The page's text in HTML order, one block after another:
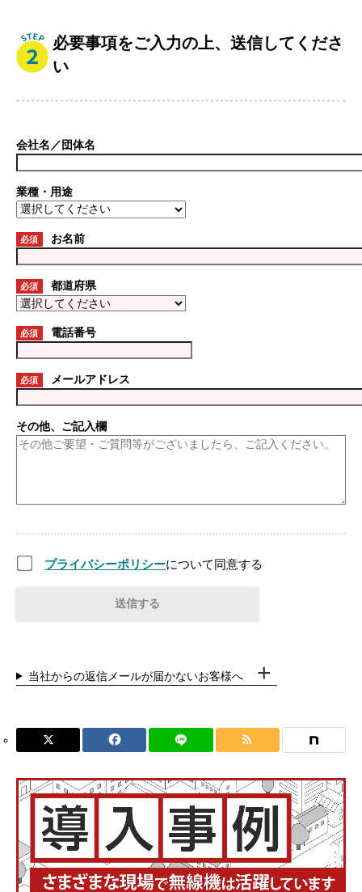
必要事項をご入力の上、送信してくださ
い
会社名／団体名
業種・用途
必須 お名前
必須 都道府県
必須 電話番号
必須 メールアドレス
その他、ご記入欄
プライバシーポリシーについて同意する
当社からの返信メールが届かないお客様へ